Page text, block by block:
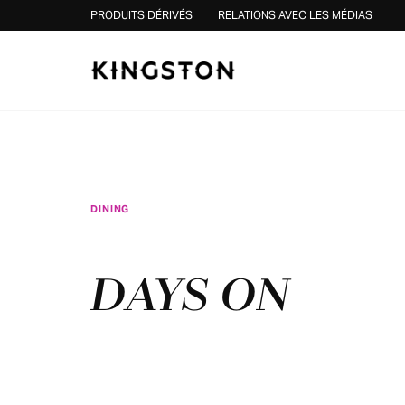
Skip to contentPRODUITS DÉRIVÉS RELATIONS AVEC LES MÉDIAS
DINING
DAYS ON